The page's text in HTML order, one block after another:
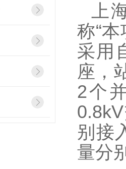
上
称“
采用
座，
2个
0.8kV
别接
量分